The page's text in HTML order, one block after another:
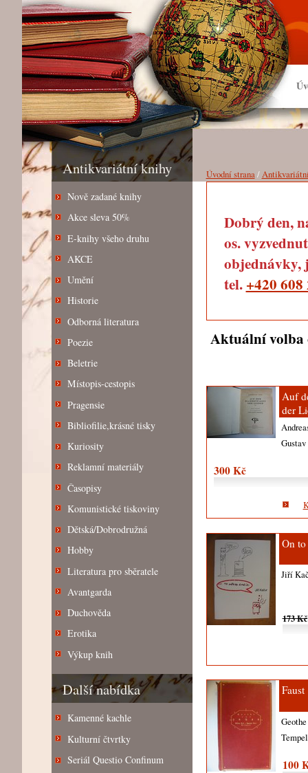
Antikvariátní knihy
Nově zadané knihy
Akce sleva 50%
E-knihy všeho druhu
AKCE
Umění
Historie
Odborná literatura
Poezie
Beletrie
Místopis-cestopis
Pragensie
Bibliofilie,krásné tisky
Kuriosity
Reklamní materiály
Časopisy
Komunistické tiskoviny
Dětská/Dobrodružná
Hobby
Literatura pro sběratele
Avantgarda
Duchověda
Erotika
Výkup knih
Další nabídka
Kamenné kachle
Kulturní čtvrtky
Seriál Questio Confinum
Úvodní strana/
Dobrý den,
os.
objednávky,
tel. +420 608
Aktuální volba
Auf
der
300 Kč
On
Jiří
173 Kč
Faust
100